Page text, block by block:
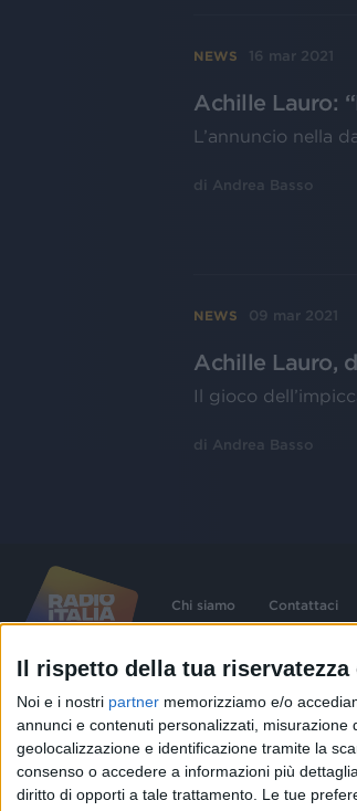
Il rispetto della tua
Noi e i nostri partner memorizziamo e/o
annunci e contenuti personalizzati, misurazione
geolocalizzazione e identificazione tramite la
consenso o accedere a informazioni più
diritto di opporti a tale trattamento. Le tue
NEWS 16 mar 2021
Achille Lauro:
L’annuncio nella
di Andrea Basso
NEWS 09 mar 2021
Achille Lauro,
Il gioco
di Andrea Basso
Chi siamo Contattaci
contenute nel sito sono stati assolti gli obblighi
Capitale Sociale € 580.000,00 interamente versato.
06832230152. Iscritta al R.E.A. di Milano al n° 1125258.
1987.